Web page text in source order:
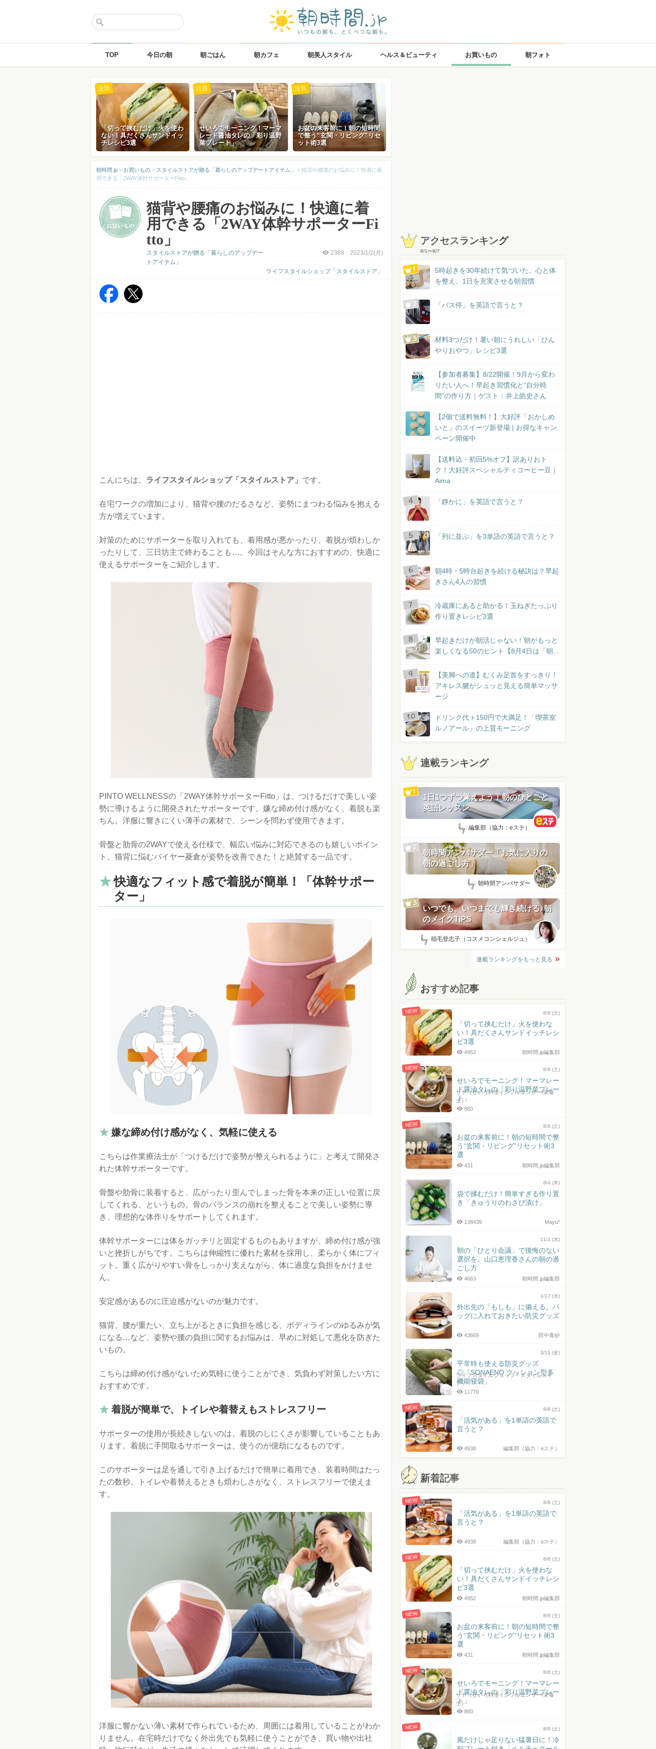
TOP 今日の朝 朝ごはん 朝カフェ 朝美人スタイル ヘルス＆ビューティ お買いもの 朝フォト
「切って挟むだけ」火を使わ
ない！具だくさんサンドイッ
チレシピ3選
注目
せいろでモーニング！マーマ
レード醤油タレの「彩り温野
菜プレート」
注目
お盆の来客前に！朝の短時間
で整う“玄関・リビング”リセ
ット術3選
注目
朝時間.jp > お買いもの > スタイルストアが贈る「暮らしのアップデートアイテム」 > 猫背や腰痛のお悩みに！快適に着
用できる「2WAY体幹サポーターFitto」
猫背や腰痛のお悩みに！快適に着
用できる「2WAY体幹サポーターFi
tto」
2389 2023/1/2(月)
ライフスタイルショップ「スタイルストア」
スタイルストアが贈る「暮らしのアップデー
トアイテム」
こんにちは。 ライフスタイルショップ「スタイルストア」 です。
在宅ワークの増加により、猫背や腰のだるさなど、姿勢にまつわる悩みを抱える
方が増えています。
対策のためにサポーターを取り入れても、着用感が悪かったり、着脱が煩わしか
ったりして、三日坊主で終わることも…。今回はそんな方におすすめの、快適に
使えるサポーターをご紹介します。
PINTO WELLNESSの「2WAY体幹サポーターFitto」は、つけるだけで美しい姿
勢に導けるように開発されたサポーターです。嫌な締め付け感がなく、着脱も楽
ちん。洋服に響きにくい薄手の素材で、シーンを問わず使用できます。
骨盤と肋骨の2WAYで使える仕様で、幅広い悩みに対応できるのも嬉しいポイン
ト。猫背に悩むバイヤー菱倉が姿勢を改善できた！と絶賛する一品です。
快適なフィット感で着脱が簡単！「体幹サポー
ター」
嫌な締め付け感がなく、気軽に使える
こちらは作業療法士が「つけるだけで姿勢が整えられるように」と考えて開発さ
れた体幹サポーターです。
骨盤や肋骨に装着すると、広がったり歪んでしまった骨を本来の正しい位置に戻
してくれる、というもの。骨のバランスの崩れを整えることで美しい姿勢に導
き、理想的な体作りをサポートしてくれます。
体幹サポーターには体をガッチリと固定するものもありますが、締め付け感が強
いと挫折しがちです。こちらは伸縮性に優れた素材を採用し、柔らかく体にフィ
ット。重く広がりやすい骨をしっかり支えながら、体に過度な負担をかけませ
ん。
安定感があるのに圧迫感がないのが魅力です。
猫背、腰が重たい、立ち上がるときに負担を感じる、ボディラインのゆるみが気
になる…など、姿勢や腰の負担に関するお悩みは、早めに対処して悪化を防ぎた
いもの。
こちらは締め付け感がないため気軽に使うことができ、気負わず対策したい方に
おすすめです。
着脱が簡単で、トイレや着替えもストレスフリー
サポーターの使用が長続きしないのは、着脱のしにくさが影響していることもあ
ります。着脱に手間取るサポーターは、使うのが億劫になるものです。
このサポーターは足を通して引き上げるだけで簡単に着用でき、装着時間はたっ
たの数秒。トイレや着替えるときも煩わしさがなく、ストレスフリーで使えま
す。
洋服に響かない薄い素材で作られているため、周囲には着用していることがわか
りません。在宅時だけでなく外出先でも気軽に使うことができ、買い物や出社
アクセスランキング
8/1〜8/7
5時起きを30年続けて気づいた。心と体
を整え、1日を充実させる朝習慣
「バス停」を英語で言うと？
材料3つだけ！暑い朝にうれしい「ひん
やりおやつ」レシピ3選
【参加者募集】8/22開催！9月から変わ
りたい人へ！早起き習慣化と“自分時
間”の作り方｜ゲスト：井上皓史さん
【2個で送料無料！】大好評「おかしめ
いと」のスイーツ新登場 | お得なキャン
ペーン開催中
【送料込・初回5%オフ】訳ありおト
ク！大好評スペシャルティコーヒー豆｜
Aima
「静かに」を英語で言うと？
「列に並ぶ」を3単語の英語で言うと？
朝4時・5時台起きを続ける秘訣は？早起
きさん4人の習慣
冷蔵庫にあると助かる！玉ねぎたっぷり
作り置きレシピ3選
早起きだけが朝活じゃない！朝がもっと
楽しくなる50のヒント【8月4日は「朝...
BLOG
【美脚への道】むくみ足首をすっきり！
アキレス腱がシュッと見える簡単マッサ
ージ
ドリンク代＋150円で大満足！「喫茶室
ルノアール」の上質モーニング
連載ランキング
1日1つずつ覚えよう！朝のひとこと
英語レッスン
by: 編集部（協力：eステ）
朝時間アンバサダー「お気に入りの
朝の過ごし方」
by: 朝時間アンバサダー
いつでも、いつまでも輝き続ける♪朝
のメイクTIPS
by: 稲毛登志子（コスメコンシェルジュ）
連載ランキングをもっと見る
おすすめ記事
NEW 8/8 (土)
「切って挟むだけ」火を使わな
い！具だくさんサンドイッチレシ
ピ3選
朝時間.jp編集部
4952
NEW 8/8 (土)
せいろでモーニング！マーマレー
ド醤油タレの「彩り温野菜プレー
ト」
サヤ（せいろ料理インフルエンサー/栄養
士）
860
NEW 8/8 (土)
お盆の来客前に！朝の短時間で整
う“玄関・リビング”リセット術3
選
朝時間.jp編集部
431
8/4 (木)
袋で揉むだけ！簡単すぎる作り置
き「きゅうりのわさび漬け」
Mayu*
138439
11/1 (水)
朝の「ひとり会議」で後悔のない
選択を。山口恵理香さんの朝の過
ごし方
朝時間.jp編集部
4663
1/17 (水)
外出先の「もしも」に備える。バ
ッグに入れておきたい防災グッズ
田中青紗
43669
3/11 (金)
平常時も使える防災グッズ
◎「SONAENO クッション型多
機能寝袋」
ライフスタイルショップ「スタイルスト
ア」
11770
NEW 8/8 (土)
「活気がある」を1単語の英語で
言うと？
編集部（協力：eステ）
4938
新着記事
NEW 8/8 (土)
「活気がある」を1単語の英語で
言うと？
編集部（協力：eステ）
4938
NEW 8/8 (土)
「切って挟むだけ」火を使わな
い！具だくさんサンドイッチレシ
ピ3選
朝時間.jp編集部
4952
NEW 8/8 (土)
お盆の来客前に！朝の短時間で整
う“玄関・リビング”リセット術3
選
朝時間.jp編集部
431
NEW 8/8 (土)
せいろでモーニング！マーマレー
ド醤油タレの「彩り温野菜プレー
ト」
サヤ（せいろ料理インフルエンサー/栄養
士）
860
NEW 8/8 (土)
風だけじゃ足りない猛暑日に！冷